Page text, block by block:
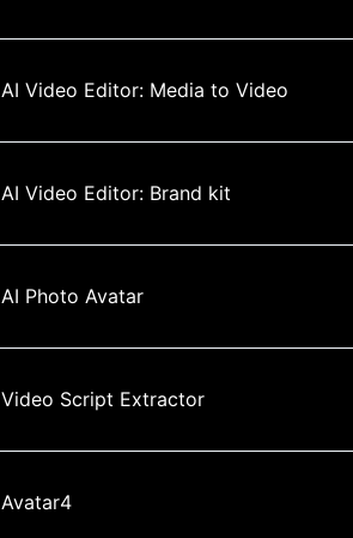
AI Video Editor: Media to Video
AI Video Editor: Brand kit
AI Photo Avatar
Video Script Extractor
Avatar4